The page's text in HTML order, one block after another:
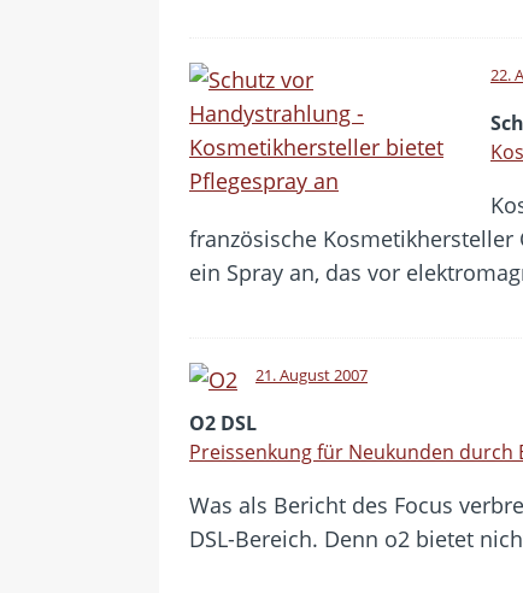
22.
französische
ein Spray an, das vor
21. August 2007
O2 DSL
Preissenkung für Neukunden durch
Was als Bericht des Focus
DSL-Bereich. Denn o2 bietet